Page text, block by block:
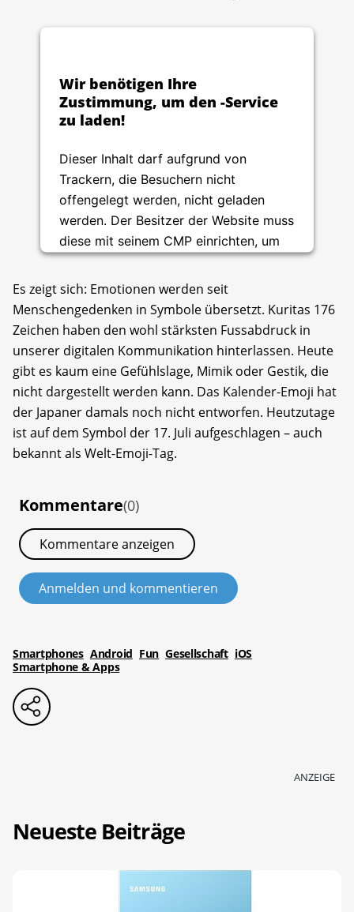
Wir benötigen Ihre
Zustimmung, um den -Service
zu laden!
Dieser Inhalt darf aufgrund von
Trackern, die Besuchern nicht
offengelegt werden, nicht geladen
werden. Der Besitzer der Website muss
diese mit seinem CMP einrichten, um
diesen Inhalt zur Liste der verwendeten
Technologien hinzuzufügen.
powered by Usercentrics Consent
Management Platform
Es zeigt sich: Emotionen werden seit
Menschengedenken in Symbole übersetzt. Kuritas 176
Zeichen haben den wohl stärksten Fussabdruck in
unserer digitalen Kommunikation hinterlassen. Heute
gibt es kaum eine Gefühlslage, Mimik oder Gestik, die
nicht dargestellt werden kann. Das Kalender-Emoji hat
der Japaner damals noch nicht entworfen. Heutzutage
ist auf dem Symbol der 17. Juli aufgeschlagen – auch
bekannt als Welt-Emoji-Tag.
Kommentare(0)
Kommentare anzeigen
Anmelden und kommentieren
Smartphones Android Fun Gesellschaft iOS
Smartphone & Apps
ANZEIGE
Neueste Beiträge